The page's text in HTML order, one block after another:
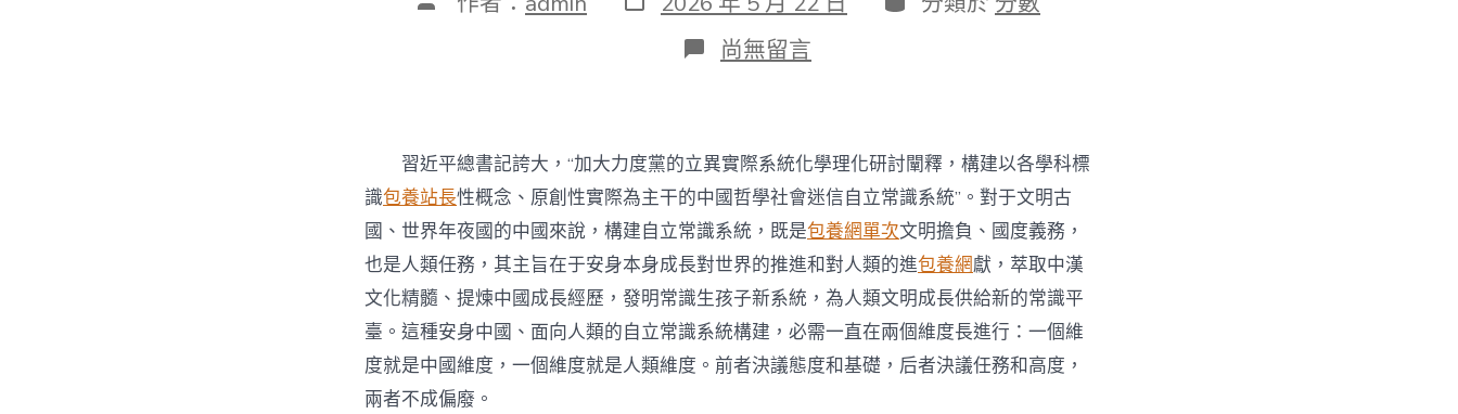
表 類
在
〈構
自
立
專
包
養
網
常
識
系
統
的
尚無留言
習近平總書記誇大，“加大力度黨的立異實際系統化學理化研討闡釋，構建以各學科標
識包養站長性概念、原創性實際為主干的中國哲學社會迷信自立常識系統”。對于文明古
國、世界年夜國的中國來說，構建自立常識系統，既是包養網單次文明擔負、國度義務，
也是人類任務，其主旨在于安身本身成長對世界的推進和對人類的進包養網獻，萃取中漢
文化精髓、提煉中國成長經歷，發明常識生孩子新系統，為人類文明成長供給新的常識平
臺。這種安身中國、面向人類的自立常識系統構建，必需一直在兩個維度長進行：一個維
度就是中國維度，一個維度就是人類維度。前者決議態度和基礎，后者決議任務和高度，
兩者不成偏廢。